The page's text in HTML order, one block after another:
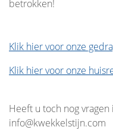
betrokken!
Klik hier voor onze
Klik hier voor onze
Heeft u toch nog
info@kwekkelstijn.com